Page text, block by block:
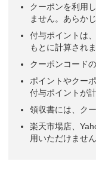
クーポンを利用
ません。あらか
付与ポイントは
もとに計算されま
クーポンコード
ポイントやクー
付与ポイントが
領収書には、ク
楽天市場店、
用いただけません